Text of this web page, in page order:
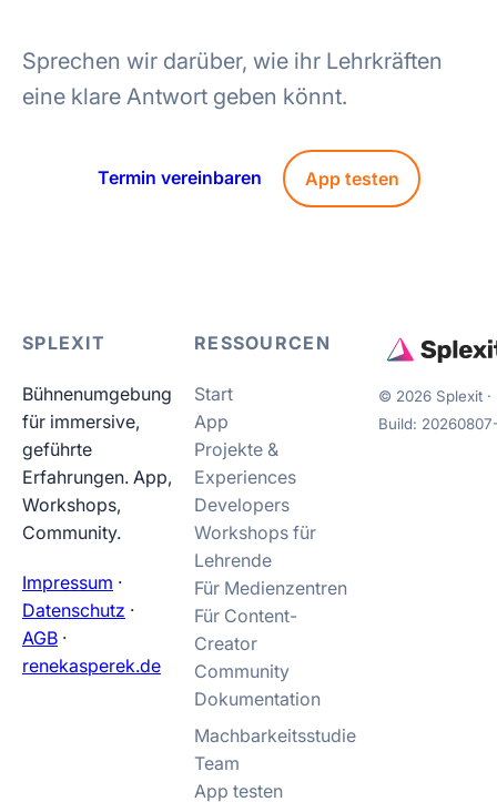
Sprechen wir darüber, wie ihr Lehrkräften
eine klare Antwort geben könnt.
Termin vereinbaren App testen
SPLEXIT
Bühnenumgebung
für immersive,
geführte
Erfahrungen. App,
Workshops,
Community.
Impressum ·
Datenschutz ·
AGB ·
renekasperek.de
RESSOURCEN
Start
App
Projekte &
Experiences
Developers
Workshops für
Lehrende
Für Medienzentren
Für Content-
Creator
Community
Dokumentation
Machbarkeitsstudie
Team
App testen
© 2026 Splexit ·
Build: